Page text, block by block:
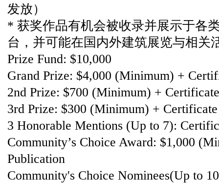
发放）
* 获奖作品有机会被收录并展示于各
台，并可能在国内外建筑展览与相关
Prize Fund: $10,000
Grand Prize: $4,000 (Minimum) +
2nd Prize: $700 (Minimum) +
3rd Prize: $300 (Minimum) +
3 Honorable Mentions (Up to 7):
Community’s Choice Award: $1,000
Publication
Community's Choice Nominees(Up to